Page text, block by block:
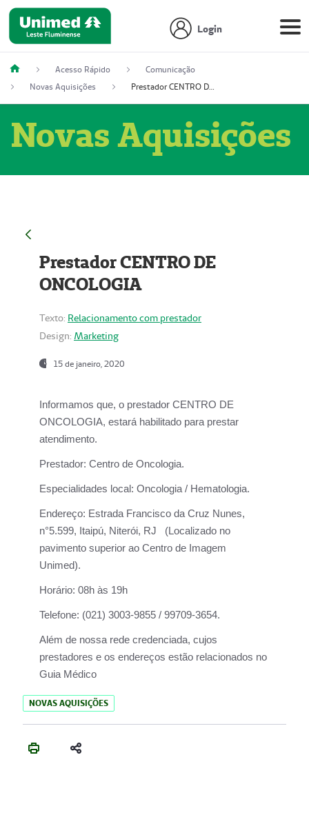
Login
Acesso Rápido
Comunicação
Novas Aquisições
Prestador CENTRO DE ONCOLOGIA
Novas Aquisições
Prestador CENTRO DE
ONCOLOGIA
Texto: Relacionamento com prestador
Design: Marketing
15 de janeiro, 2020
Informamos que, o prestador CENTRO DE
ONCOLOGIA, estará habilitado para prestar
atendimento.
Prestador: Centro de Oncologia.
Especialidades local: Oncologia / Hematologia.
Endereço: Estrada Francisco da Cruz Nunes,
n°5.599, Itaipú, Niterói, RJ (Localizado no
pavimento superior ao Centro de Imagem
Unimed).
Horário: 08h às 19h
Telefone: (021) 3003-9855 / 99709-3654.
Além de nossa rede credenciada, cujos
prestadores e os endereços estão relacionados no
Guia Médico
NOVAS AQUISIÇÕES